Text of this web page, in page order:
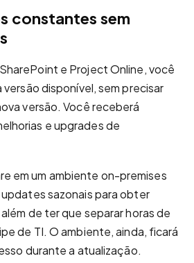
constantes sem
e Project Online, você
disponível, sem precisar
versão. Você receberá
e upgrades de
em um ambiente on-premises
sazonais para obter
de ter que separar horas de
de TI. O ambiente, ainda, ficará
durante a atualização.